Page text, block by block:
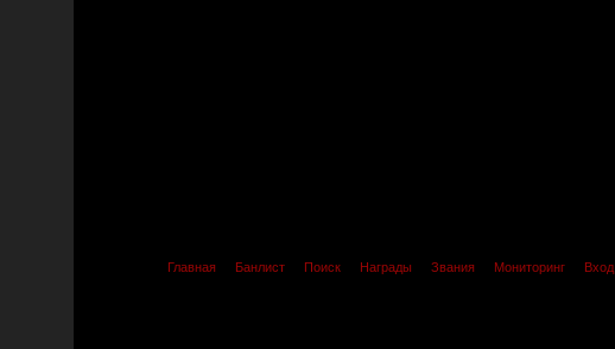
Главная Банлист Поиск Награды Звания Мониторинг Вход